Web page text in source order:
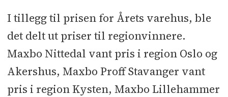
I tillegg til prisen for Årets varehus, ble
det delt ut priser til regionvinnere.
Maxbo Nittedal vant pris i region Oslo og
Akershus, Maxbo Proff Stavanger vant
pris i region Kysten, Maxbo Lillehammer